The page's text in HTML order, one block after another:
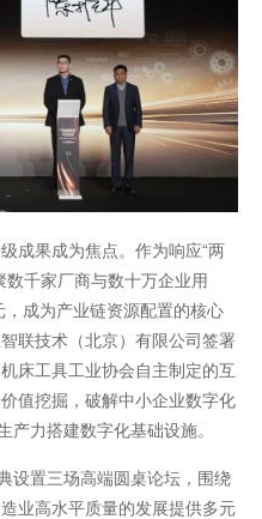
果成为焦点。作为响应“两
数千家厂商与数十万企业用
成为产业链资源配置的核心
联技术（北京）有限公司签署
床工具工业协会自主制定的互
值挖掘，破解中小企业数字化
产力搭建数字化基础设施。
置三场高端圆桌论坛，围绕
业高水平质量的发展提供多元